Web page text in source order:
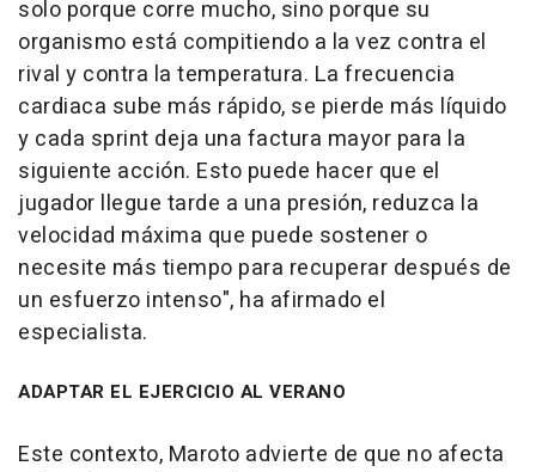
solo porque corre mucho, sino porque su
organismo está compitiendo a la vez contra el
rival y contra la temperatura. La frecuencia
cardiaca sube más rápido, se pierde más líquido
y cada sprint deja una factura mayor para la
siguiente acción. Esto puede hacer que el
jugador llegue tarde a una presión, reduzca la
velocidad máxima que puede sostener o
necesite más tiempo para recuperar después de
un esfuerzo intenso", ha afirmado el
especialista.
ADAPTAR EL EJERCICIO AL VERANO
Este contexto, Maroto advierte de que no afecta